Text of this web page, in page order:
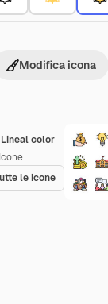
color
Icone
le icone
Modifica icona